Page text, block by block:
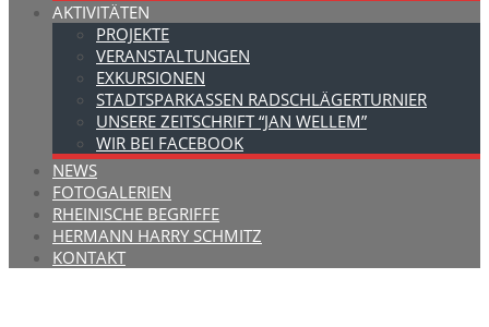
AKTIVITÄTEN
PROJEKTE
VERANSTALTUNGEN
EXKURSIONEN
STADTSPARKASSEN RADSCHLÄGERTURNIER
UNSERE ZEITSCHRIFT “JAN WELLEM”
WIR BEI FACEBOOK
NEWS
FOTOGALERIEN
RHEINISCHE BEGRIFFE
HERMANN HARRY SCHMITZ
KONTAKT